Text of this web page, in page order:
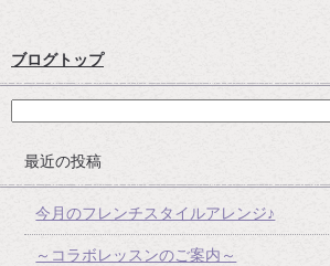
ブログトップ
最近の投稿
今月のフレンチスタイルアレンジ♪
～コラボレッスンのご案内～